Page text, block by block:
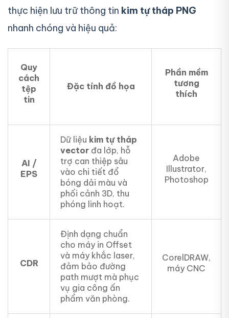
thực hiện lưu trữ thông tin kim tự tháp PNG
nhanh chóng và hiệu quả:
Quy
cách
tệp
tin
Đặc tính đồ họa
Phần mềm
tương
thích
AI /
EPS
Dữ liệu kim tự tháp
vector đa lớp, hỗ
trợ can thiệp sâu
vào chi tiết đổ
bóng dải màu và
phối cảnh 3D, thu
phóng linh hoạt.
Adobe
Illustrator,
Photoshop
CDR
Định dạng chuẩn
cho máy in Offset
và máy khắc laser,
đảm bảo đường
path mượt mà phục
vụ gia công ấn
phẩm văn phòng.
CorelDRAW,
máy CNC